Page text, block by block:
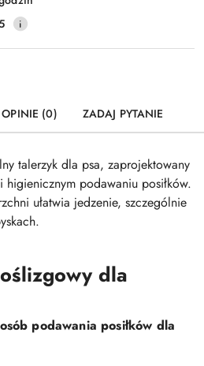
Wyślij
OPINIE (0) ZADAJ PYTANIE
talerzyk dla psa, zaprojektowany
podawaniu posiłków.
ułatwia jedzenie, szczególnie
dla
podawania posiłków dla